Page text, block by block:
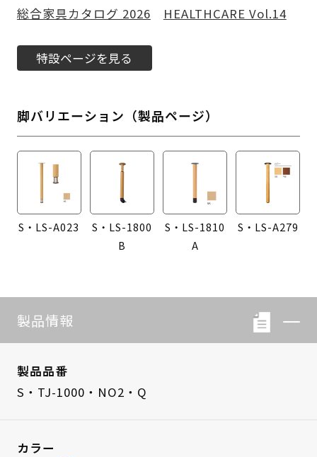
総合家具カタログ 2026 HEALTHCARE Vol.14
特設ページを見る
脚バリエーション（製品ページ）
S・LS-A023
S・LS-1800
B
S・LS-1810
A
S・LS-A279
製品情報
製品品番
S・TJ-1000・NO2・Q
カラー